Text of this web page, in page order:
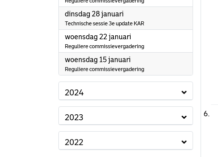
dinsdag 28 januari
Technische sessie 3e update KAR
woensdag 22 januari
Reguliere commissievergadering
woensdag 15 januari
Reguliere commissievergadering
2024
2023
2022